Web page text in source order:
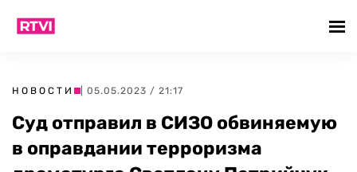
НОВОСТИ | 05.05.2023 / 21:17
Суд отправил в СИЗО обвиняемую
в оправдании терроризма